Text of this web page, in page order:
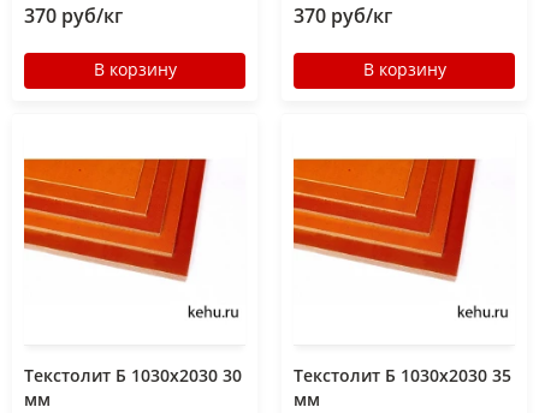
370 руб/кг
В корзину
370 руб/кг
В корзину
Текстолит Б 1030х2030 30
мм
Текстолит Б 1030х2030 35
мм